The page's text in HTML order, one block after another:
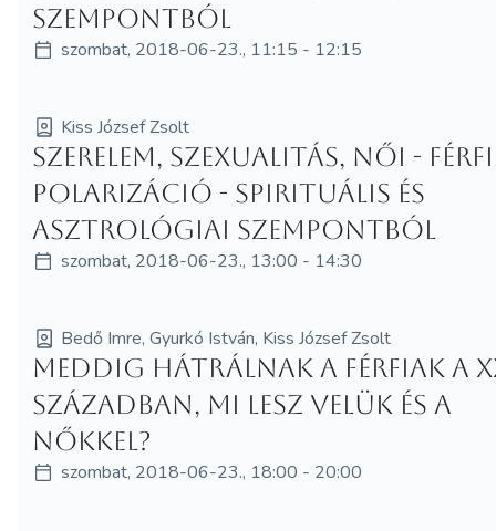
szempontból
szombat, 2018-06-23., 11:15 - 12:15
Kiss József Zsolt
Szerelem, szexualitás, női - férfi
polarizáció - spirituális és
asztrológiai szempontból
szombat, 2018-06-23., 13:00 - 14:30
Bedő Imre, Gyurkó István, Kiss József Zsolt
Meddig hátrálnak a férfiak a
században, mi lesz velük és a
nőkkel?
szombat, 2018-06-23., 18:00 - 20:00